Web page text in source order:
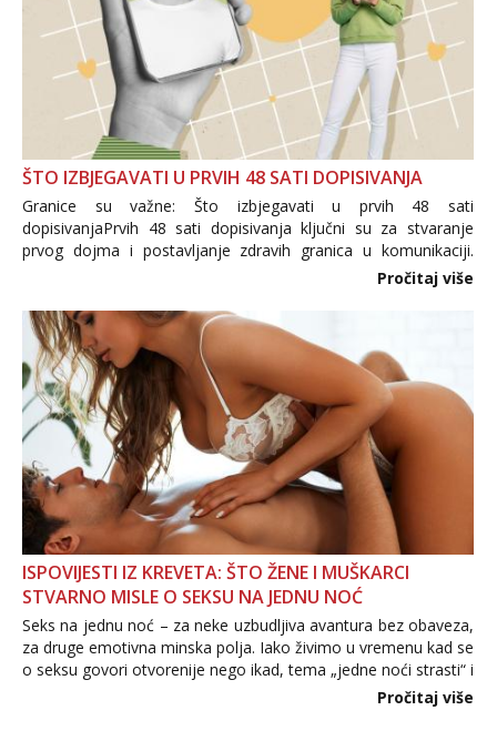
ŠTO IZBJEGAVATI U PRVIH 48 SATI DOPISIVANJA
Granice su važne: Što izbjegavati u prvih 48 sati
dopisivanjaPrvih 48 sati dopisivanja ključni su za stvaranje
prvog dojma i postavljanje zdravih granica u komunikaciji.
Važno je izbjeći prebrzo otkrivanje osobnih ili intimnih
informacija, jer nepoznata osoba još nije zaslužila to
povjerenje. Takođe...
Pročitaj više
ISPOVIJESTI IZ KREVETA: ŠTO ŽENE I MUŠKARCI
STVARNO MISLE O SEKSU NA JEDNU NOĆ
Seks na jednu noć – za neke uzbudljiva avantura bez obaveza,
za druge emotivna minska polja. Iako živimo u vremenu kad se
o seksu govori otvorenije nego ikad, tema „jedne noći strasti“ i
dalje izaziva burne rasprave. Što zapravo misle žene, a što
Pročitaj više